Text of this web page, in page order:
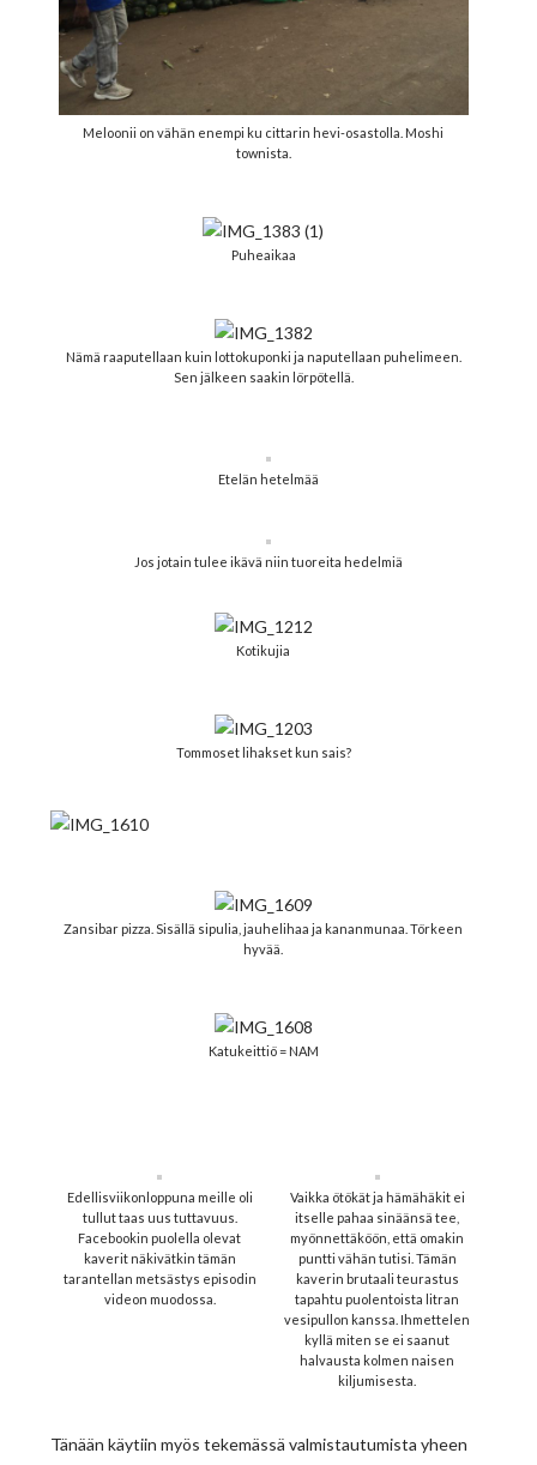
Meloonii on vähän enempi ku cittarin hevi-osastolla. Moshi
townista.
Puheaikaa
Nämä raaputellaan kuin lottokuponki ja naputellaan puhelimeen.
Sen jälkeen saakin lörpötellä.
Etelän hetelmää
Jos jotain tulee ikävä niin tuoreita hedelmiä
Kotikujia
Tommoset lihakset kun sais?
Zansibar pizza. Sisällä sipulia, jauhelihaa ja kananmunaa. Törkeen
hyvää.
Katukeittiö = NAM
Edellisviikonloppuna meille oli
tullut taas uus tuttavuus.
Facebookin puolella olevat
kaverit näkivätkin tämän
tarantellan metsästys episodin
videon muodossa.
Vaikka ötökät ja hämähäkit ei
itselle pahaa sinäänsä tee,
myönnettäköön, että omakin
puntti vähän tutisi. Tämän
kaverin brutaali teurastus
tapahtu puolentoista litran
vesipullon kanssa. Ihmettelen
kyllä miten se ei saanut
halvausta kolmen naisen
kiljumisesta.
Tänään käytiin myös tekemässä valmistautumista yheen